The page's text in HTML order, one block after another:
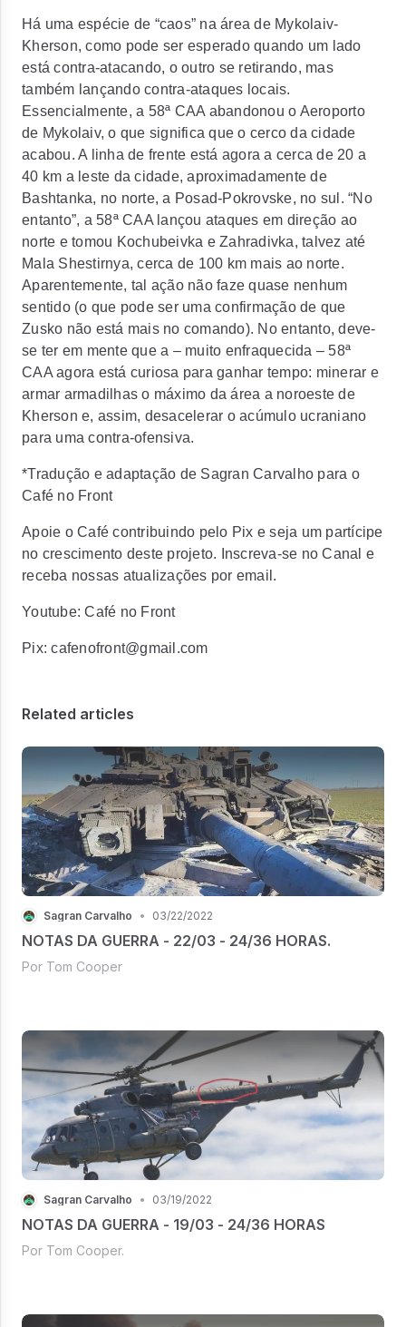
Há uma espécie de “caos” na área de Mykolaiv-
Kherson, como pode ser esperado quando um lado
está contra-atacando, o outro se retirando, mas
também lançando contra-ataques locais.
Essencialmente, a 58ª CAA abandonou o Aeroporto
de Mykolaiv, o que significa que o cerco da cidade
acabou. A linha de frente está agora a cerca de 20 a
40 km a leste da cidade, aproximadamente de
Bashtanka, no norte, a Posad-Pokrovske, no sul. “No
entanto”, a 58ª CAA lançou ataques em direção ao
norte e tomou Kochubeivka e Zahradivka, talvez até
Mala Shestirnya, cerca de 100 km mais ao norte.
Aparentemente, tal ação não faze quase nenhum
sentido (o que pode ser uma confirmação de que
Zusko não está mais no comando). No entanto, deve-
se ter em mente que a – muito enfraquecida – 58ª
CAA agora está curiosa para ganhar tempo: minerar e
armar armadilhas o máximo da área a noroeste de
Kherson e, assim, desacelerar o acúmulo ucraniano
para uma contra-ofensiva.
*Tradução e adaptação de Sagran Carvalho para o
Café no Front
Apoie o Café contribuindo pelo Pix e seja um partícipe
no crescimento deste projeto. Inscreva-se no Canal e
receba nossas atualizações por email.
Youtube: Café no Front
Pix: cafenofront@gmail.com
Related articles
Sagran Carvalho • 03/22/2022
NOTAS DA GUERRA - 22/03 - 24/36 HORAS.
Por Tom Cooper
Sagran Carvalho • 03/19/2022
NOTAS DA GUERRA - 19/03 - 24/36 HORAS
Por Tom Cooper.